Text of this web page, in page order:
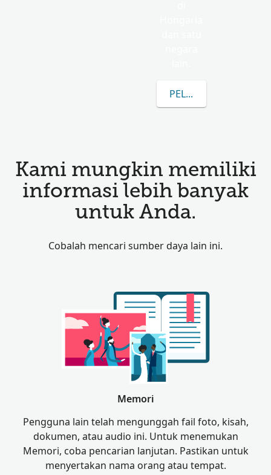
PELAJARI LEBIH
Kami mungkin memiliki
informasi lebih banyak
untuk Anda.
Cobalah mencari sumber daya lain ini.
Memori
Pengguna lain telah mengunggah fail foto, kisah,
dokumen, atau audio ini. Untuk menemukan
Memori, coba pencarian lanjutan. Pastikan untuk
menyertakan nama orang atau tempat.